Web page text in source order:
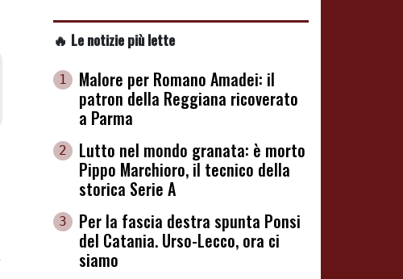
🔥 Le notizie più lette
1
Malore per Romano Amadei: il
patron della Reggiana ricoverato
a Parma
2
Lutto nel mondo granata: è morto
Pippo Marchioro, il tecnico della
storica Serie A
3
Per la fascia destra spunta Ponsi
del Catania. Urso-Lecco, ora ci
siamo